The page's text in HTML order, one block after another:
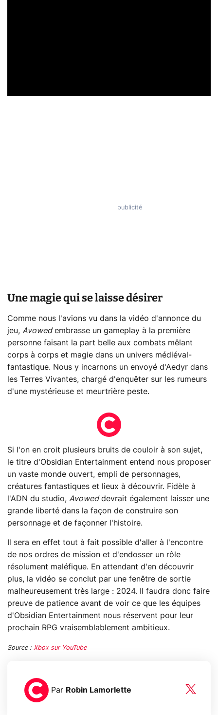
Une magie qui se laisse désirer
Comme nous l'avions vu dans la vidéo d'annonce du
jeu, Avowedembrasse un gameplay à la première
personne faisant la part belle aux combats mêlant
corps à corps et magie dans un univers médiéval-
fantastique. Nous y incarnons un envoyé d'Aedyr dans
les Terres Vivantes, chargé d'enquêter sur les rumeurs
d'une mystérieuse et meurtrière peste.
Si l'on en croit plusieurs bruits de couloir à son sujet,
le titre d'Obsidian Entertainment entend nous proposer
un vaste monde ouvert, empli de personnages,
créatures fantastiques et lieux à découvrir. Fidèle à
l'ADN du studio, Avoweddevrait également laisser une
grande liberté dans la façon de construire son
personnage et de façonner l'histoire.
Il sera en effet tout à fait possible d'aller à l'encontre
de nos ordres de mission et d'endosser un rôle
résolument maléfique. En attendant d'en découvrir
plus, la vidéo se conclut par une fenêtre de sortie
malheureusement très large : 2024. Il faudra donc faire
preuve de patience avant de voir ce que les équipes
d'Obsidian Entertainment nous réservent pour leur
prochain RPG vraisemblablement ambitieux.
Source : Xbox sur YouTube
Par Robin Lamorlette